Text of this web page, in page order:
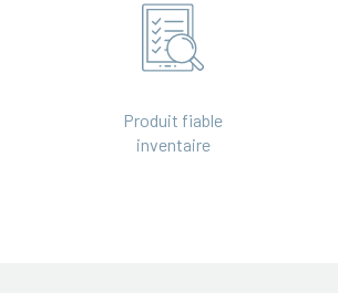
Produit fiable
inventaire